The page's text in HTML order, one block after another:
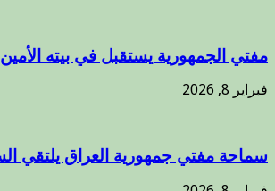
مفتي الجمهورية يستقبل في بيته
فبراير 8, 2026
سماحة مفتي جمهورية العراق يلتقي